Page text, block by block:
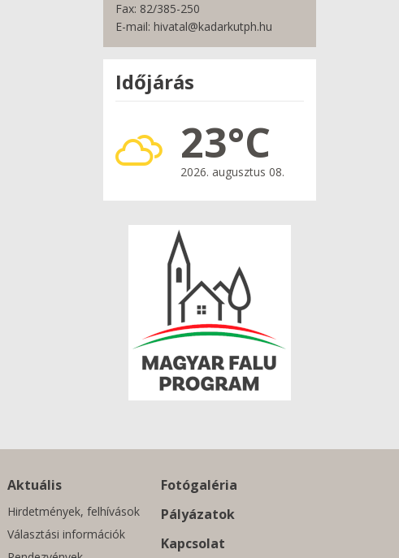
Fax: 82/385-250
E-mail: hivatal@kadarkutph.hu
Időjárás
23°C
2026. augusztus 08.
Aktuális
Hirdetmények, felhívások
Választási információk
Fotógaléria
Pályázatok
Kapcsolat